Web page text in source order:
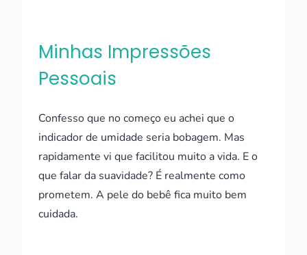
Minhas Impressões
Pessoais
Confesso que no começo eu achei que o
indicador de umidade seria bobagem. Mas
rapidamente vi que facilitou muito a vida. E o
que falar da suavidade? É realmente como
prometem. A pele do bebê fica muito bem
cuidada.